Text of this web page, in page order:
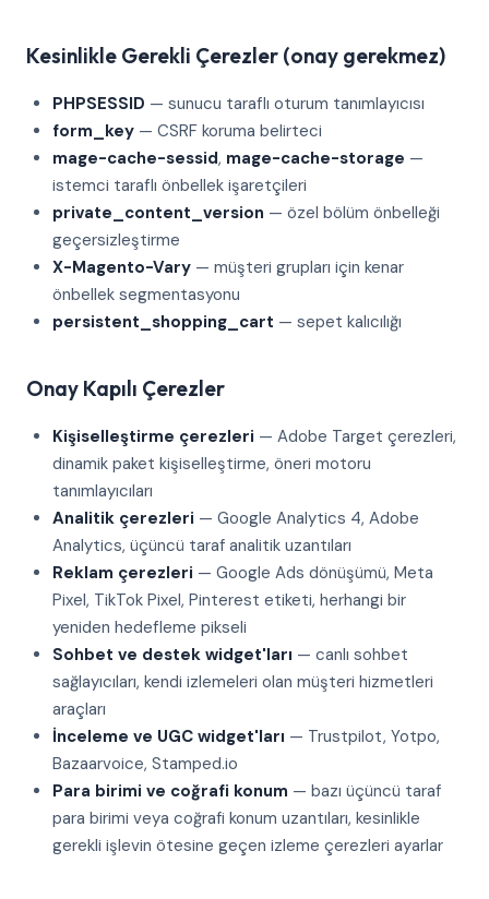
Kesinlikle Gerekli Çerezler (onay gerekmez)
PHPSESSID — sunucu taraflı oturum tanımlayıcısı
form_key — CSRF koruma belirteci
mage-cache-sessid, mage-cache-storage —
istemci taraflı önbellek işaretçileri
private_content_version — özel bölüm önbelleği
geçersizleştirme
X-Magento-Vary — müşteri grupları için kenar
önbellek segmentasyonu
persistent_shopping_cart — sepet kalıcılığı
Onay Kapılı Çerezler
Kişiselleştirme çerezleri — Adobe Target çerezleri,
dinamik paket kişiselleştirme, öneri motoru
tanımlayıcıları
Analitik çerezleri — Google Analytics 4, Adobe
Analytics, üçüncü taraf analitik uzantıları
Reklam çerezleri — Google Ads dönüşümü, Meta
Pixel, TikTok Pixel, Pinterest etiketi, herhangi bir
yeniden hedefleme pikseli
Sohbet ve destek widget'ları — canlı sohbet
sağlayıcıları, kendi izlemeleri olan müşteri hizmetleri
araçları
İnceleme ve UGC widget'ları — Trustpilot, Yotpo,
Bazaarvoice, Stamped.io
Para birimi ve coğrafi konum — bazı üçüncü taraf
para birimi veya coğrafi konum uzantıları, kesinlikle
gerekli işlevin ötesine geçen izleme çerezleri ayarlar